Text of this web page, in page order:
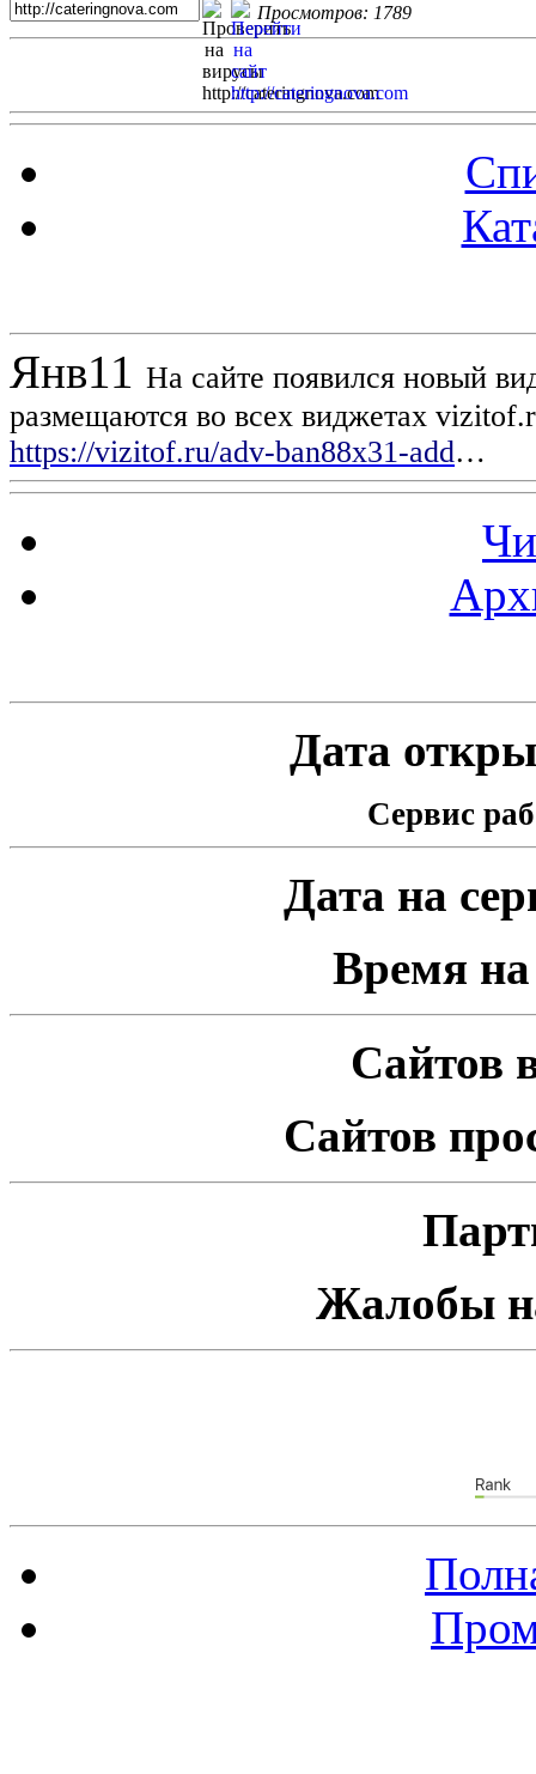
Просмотров: 1789
Янв11 На сайте появился новый
размещаются во всех виджетах
https://vizitof.ru/adv-ban88x31-add…
Дата
Сервис
Дата на
Время на
Сайтов
Сайтов
Жалобы